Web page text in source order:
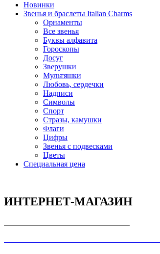
Новинки
Звенья и браслеты Italian Charms
Орнаменты
Все звенья
Буквы алфавита
Гороскопы
Досуг
Зверушки
Мультяшки
Любовь, сердечки
Надписи
Символы
Спорт
Стразы, камушки
Флаги
Цифры
Звенья с подвесками
Цветы
Специальная цена
ИНТЕРНЕТ-МАГАЗИН